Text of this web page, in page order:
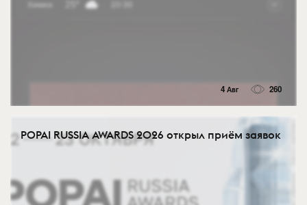
4 Авг 260
POPAI RUSSIA AWARDS 2026 открыл приём заявок